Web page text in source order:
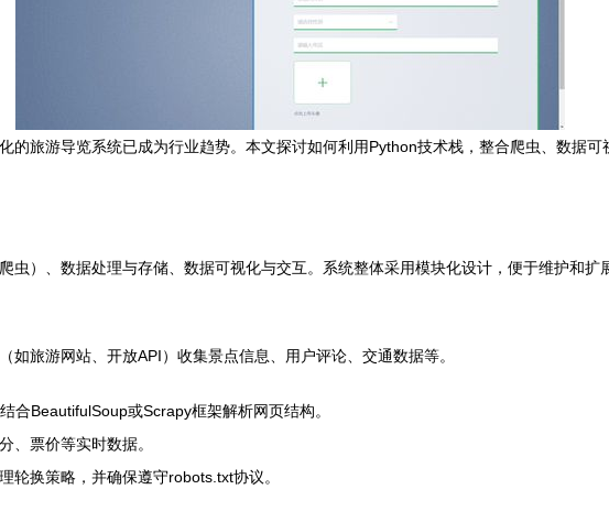
的旅游导览系统已成为行业趋势。本文探讨如何利用Python技术栈，整合爬虫、数据
）、数据处理与存储、数据可视化与交互。系统整体采用模块化设计，便于维护和扩
旅游网站、开放API）收集景点信息、用户评论、交通数据等。
合BeautifulSoup或Scrapy框架解析网页结构。
、票价等实时数据。
轮换策略，并确保遵守robots.txt协议。